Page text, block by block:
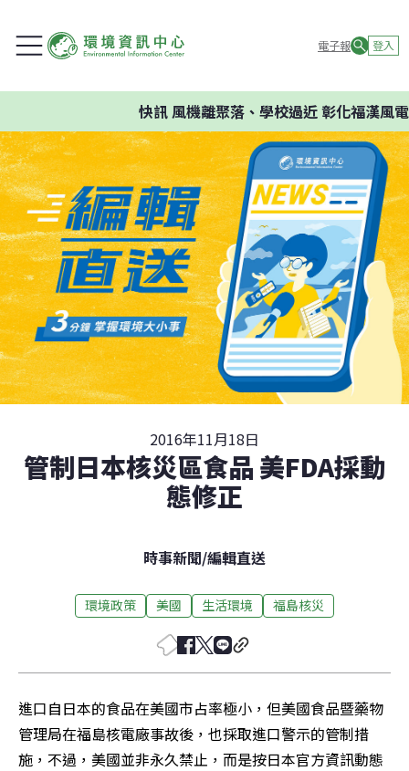
電子報 登入
快訊風機離聚落、學校過近 彰化福漢風電
2016年11月18日
管制日本核災區食品 美FDA採動
態修正
時事新聞/編輯直送
環境政策 美國 生活環境 福島核災
進口自日本的食品在美國市占率極小，但美國食品暨藥物
管理局在福島核電廠事故後，也採取進口警示的管制措
施，不過，美國並非永久禁止，而是按日本官方資訊動態